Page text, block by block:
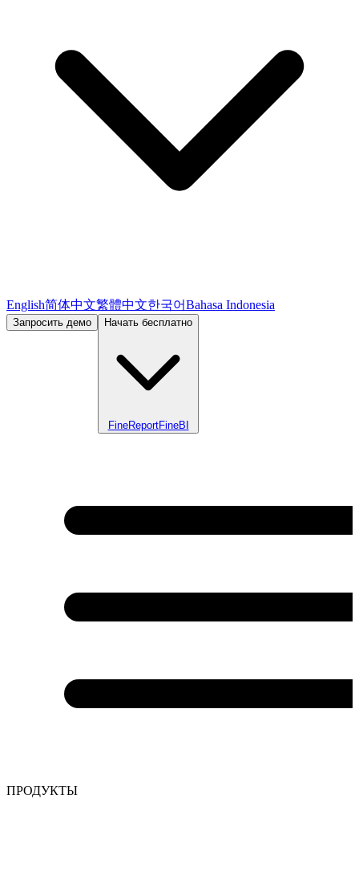
English简体中文繁體中文한국어Bahasa Indonesia
Запросить демо Начать бесплатно
FineReportFineBI
ПРОДУКТЫ